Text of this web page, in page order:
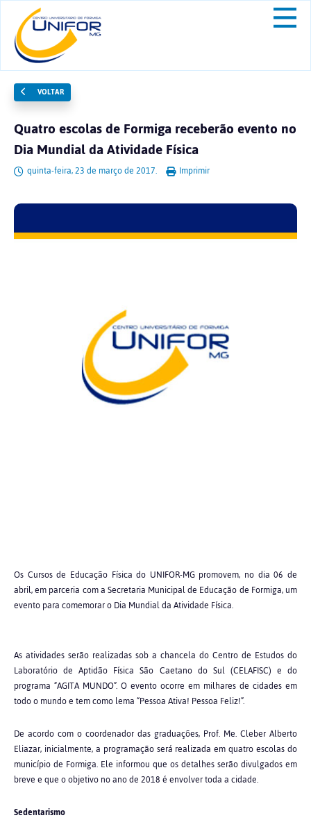
VOLTAR
Quatro escolas de Formiga receberão evento no
Dia Mundial da Atividade Física
quinta-feira, 23 de março de 2017. Imprimir
Os Cursos de Educação Física do UNIFOR-MG promovem, no dia 06 de
abril, em parceria com a Secretaria Municipal de Educação de Formiga, um
evento para comemorar o Dia Mundial da Atividade Física.
As atividades serão realizadas sob a chancela do Centro de Estudos do
Laboratório de Aptidão Física São Caetano do Sul (CELAFISC) e do
programa “AGITA MUNDO”. O evento ocorre em milhares de cidades em
todo o mundo e tem como lema “Pessoa Ativa! Pessoa Feliz!”.
De acordo com o coordenador das graduações, Prof. Me. Cleber Alberto
Eliazar, inicialmente, a programação será realizada em quatro escolas do
município de Formiga. Ele informou que os detalhes serão divulgados em
breve e que o objetivo no ano de 2018 é envolver toda a cidade.
Sedentarismo